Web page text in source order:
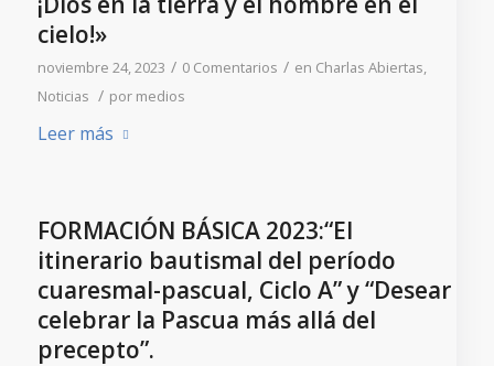
cielo!»
noviembre 24, 2023 / 0 Comentarios / en Charlas Abiertas,
Noticias / por medios
Leer más
FORMACIÓN BÁSICA 2023:“El
itinerario bautismal del período
cuaresmal-pascual, Ciclo A” y “Desear
celebrar la Pascua más allá del
precepto”.